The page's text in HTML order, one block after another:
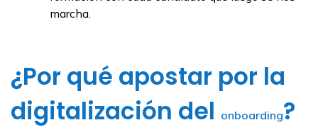
marcha.
¿Por qué apostar por la
digitalización del onboarding?